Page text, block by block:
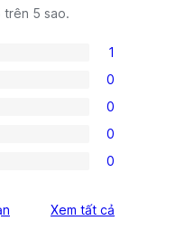
trên 5 sao.
1
0
0
0
0
Xem tất cả